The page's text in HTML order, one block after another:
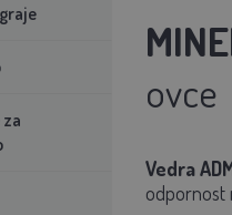
ovce
Vedra
odpornost